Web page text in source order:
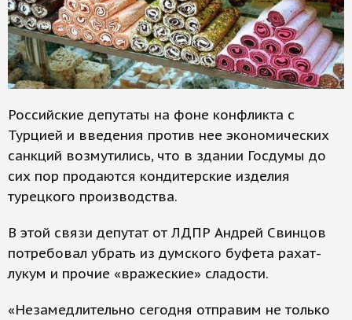
Российские депутаты на фоне конфликта с
Турцией и введения против нее экономических
санкций возмутились, что в здании Госдумы до
сих пор продаются кондитерские изделия
турецкого производства.
В этой связи депутат от ЛДПР Андрей Свинцов
потребовал убрать из думского буфета рахат-
лукум и прочие «вражеские» сладости.
«Незамедлительно сегодня отправим не только